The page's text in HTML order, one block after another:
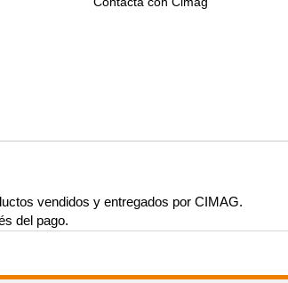
vendidos y entregados por CIMAG.
del pago.